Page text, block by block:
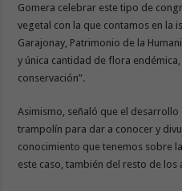
Gomera celebrar este tipo de
vegetal con la que contamos en la
Garajonay, Patrimonio de la
y única cantidad de flora
conservación”.
Asimismo, señaló que el desarrollo
trampolín para dar a conocer y
conocimiento que tenemos sobre
este caso, también del resto de